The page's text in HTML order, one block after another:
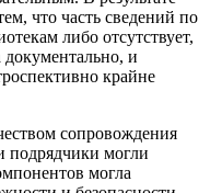
что часть сведений по
либо отсутствует,
и
крайне
сопровождения
подрядчики могли
могла